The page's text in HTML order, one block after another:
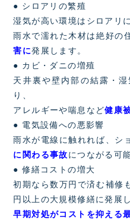
● シロアリの繁殖
湿気が高い環境はシロアリ
雨水で濡れた木材は絶好の
害に発展します。
● カビ・ダニの増殖
天井裏や壁内部の結露・
り、
アレルギーや喘息など健康
● 電気設備への悪影響
雨水が電線に触れれば、シ
に関わる事故につながる可
● 修繕コストの増大
初期なら数万円で済む補修
円以上の大規模修繕に発展
早期対処がコストを抑える